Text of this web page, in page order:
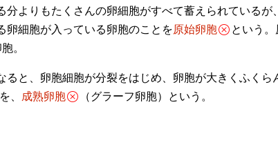
よりもたくさんの卵細胞がすべて蓄えられているが
卵細胞が入っている卵胞のことを原始卵胞 という
。
と、卵胞細胞が分裂をはじめ、卵胞が大きくふくら
、
成熟卵胞 （グラーフ卵胞）という。